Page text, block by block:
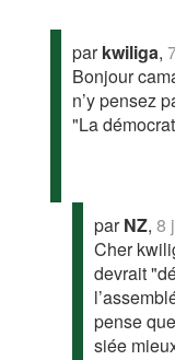
parkwiliga,
Bonjour
n’y pensez
"La
parNZ,8
Cher
devrait
pense
siée